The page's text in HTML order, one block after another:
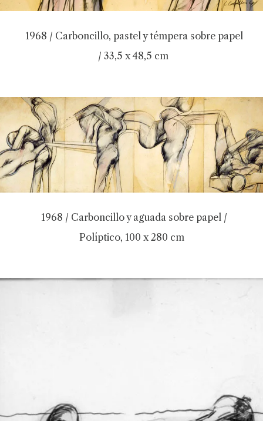
1968 / Carboncillo, pastel y témpera sobre papel
/ 33,5 x 48,5 cm
1968 / Carboncillo y aguada sobre papel /
Políptico, 100 x 280 cm